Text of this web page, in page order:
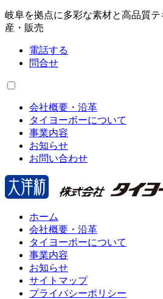
岐阜を拠点に多彩な素材と高品質
産・販売
電話する
問合せ
会社概要・沿革
タイヨーボーについて
事業内容
お知らせ
お問い合わせ
ホーム
会社概要・沿革
タイヨーボーについて
事業内容
お知らせ
サイトマップ
プライバシーポリシー